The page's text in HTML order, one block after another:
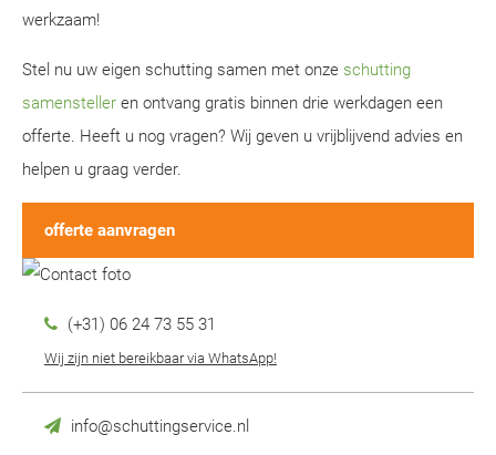
werkzaam!
Stel nu uw eigen schutting samen met onze schutting
samensteller en ontvang gratis binnen drie werkdagen een
offerte. Heeft u nog vragen? Wij geven u vrijblijvend advies en
helpen u graag verder.
offerte aanvragen
(+31) 06 24 73 55 31
Wij zijn niet bereikbaar via WhatsApp!
info@schuttingservice.nl